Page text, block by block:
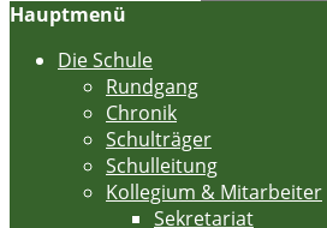
Hauptmenü
Die Schule
Rundgang
Chronik
Schulträger
Schulleitung
Kollegium & Mitarbeiter
Sekretariat